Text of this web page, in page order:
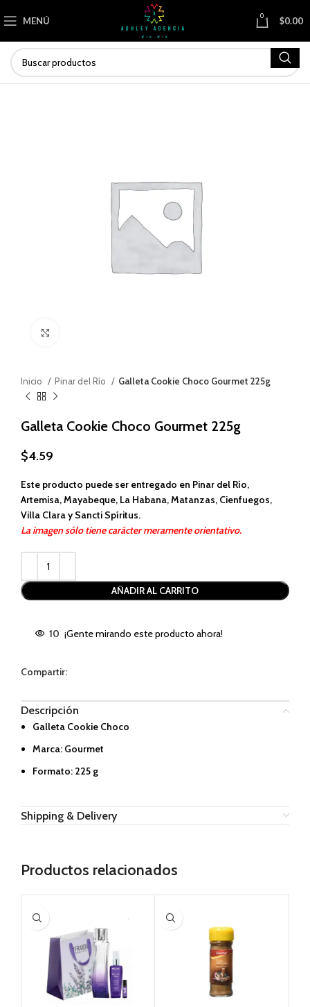
MENÚ 0 $0.00
Inicio Pinar del Río Galleta Cookie Choco Gourmet 225g
Galleta Cookie Choco Gourmet 225g
$4.59
Este producto puede ser entregado en Pinar del Río,
Artemisa, Mayabeque, La Habana, Matanzas, Cienfuegos,
Villa Clara y Sancti Spíritus.
La imagen sólo tiene carácter meramente orientativo.
AÑADIR AL CARRITO
10 ¡Gente mirando este producto ahora!
Compartir:
Descripción
Galleta Cookie Choco
Marca: Gourmet
Formato: 225 g
Shipping & Delivery
Productos relacionados